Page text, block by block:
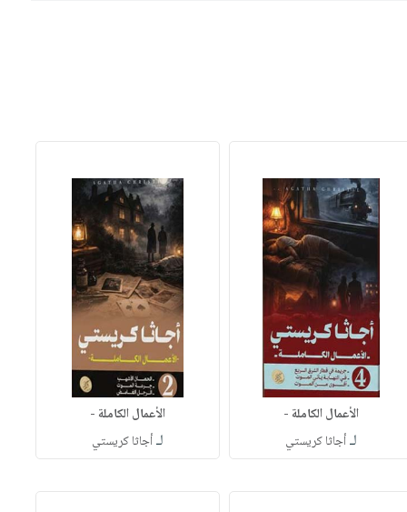
الأعمال الكاملة -
لـأجاثا كريستي
الأعمال الكاملة -
لـأجاثا كريستي